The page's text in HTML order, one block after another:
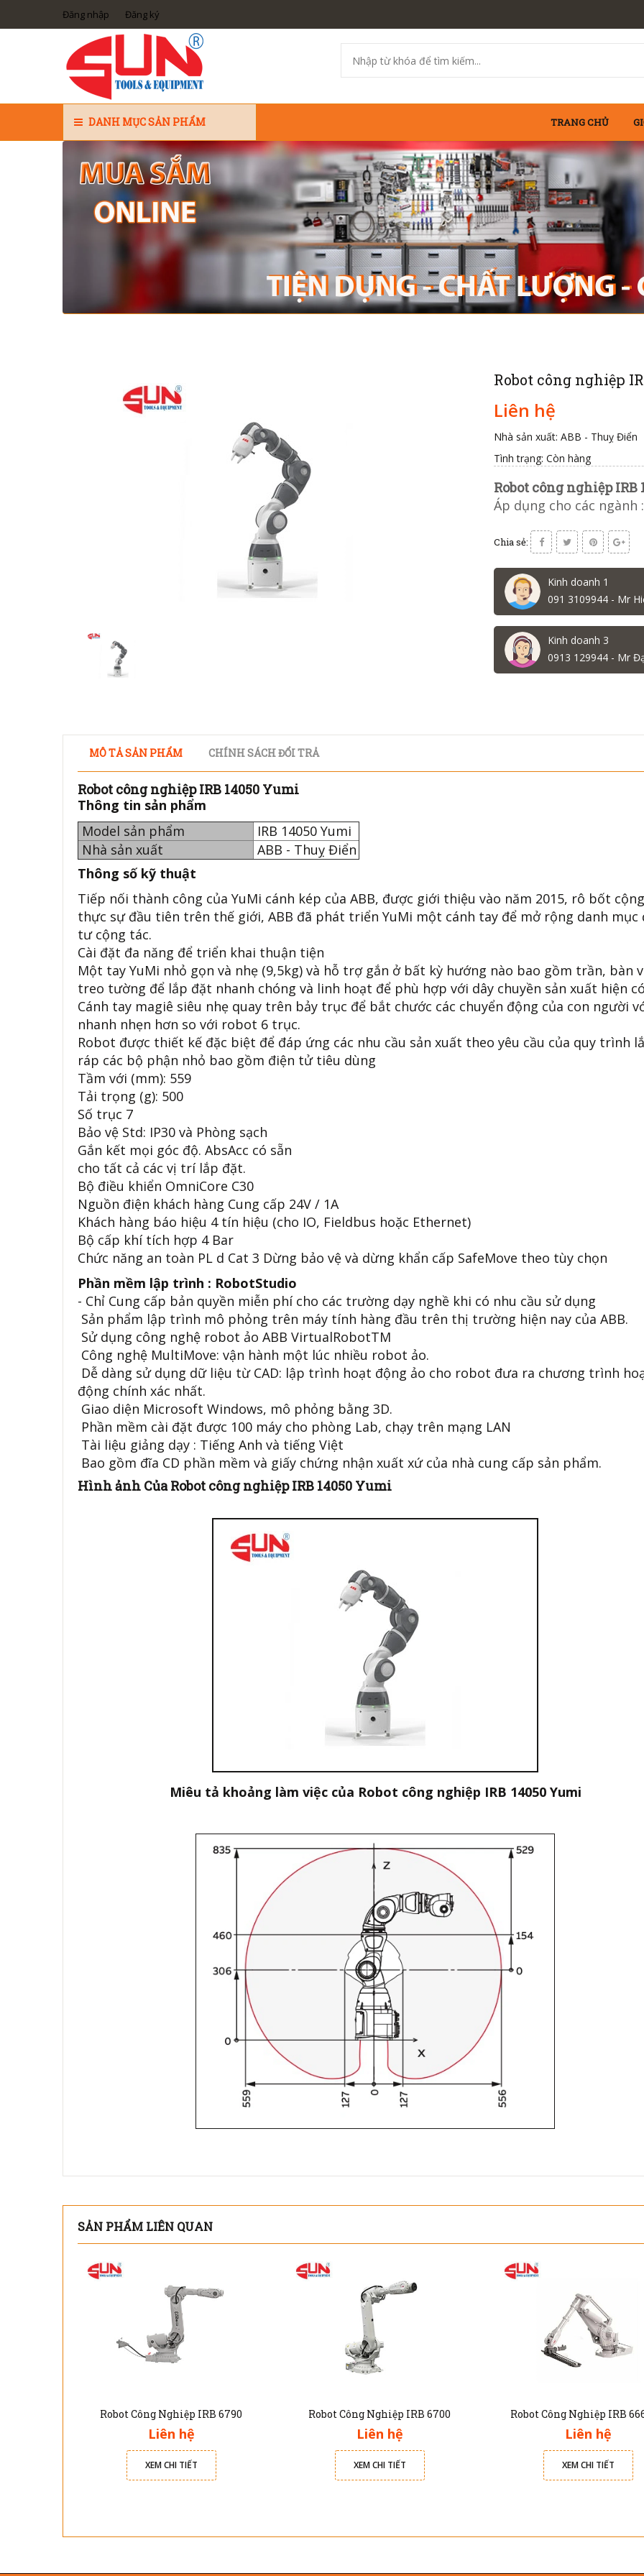
Đăng nhập Đăng ký
DANH MỤC SẢN PHẨM TRANG CHỦ
Robot công nghiệp
Liên hệ
Nhà sản xuất: ABB - Thuỵ Điển
Tình trạng: Còn hàng
Robot công nghiệp IRB
Áp dụng cho các
Chia sẻ:
Kinh doanh 1
091 3109944 - Mr
Kinh doanh 3
0913 129944 - Mr
MÔ TẢ SẢN PHẨM CHÍNH SÁCH ĐỔI TRẢ
Robot công nghiệp IRB 14050 Yumi
Thông tin sản phẩm
Model sản phẩm
IRB 14050 Yumi
Nhà sản xuất
ABB - Thuỵ Điển
Thông số kỹ thuật
Tiếp nối thành công của YuMi cánh kép của ABB, được giới thiệu vào năm 2015, rô bốt
thực sự đầu tiên trên thế giới, ABB đã phát triển YuMi một cánh tay để mở rộng danh mục
tư cộng tác.
Cài đặt đa năng để triển khai thuận tiện
Một tay YuMi nhỏ gọn và nhẹ (9,5kg) và hỗ trợ gắn ở bất kỳ hướng nào bao gồm trần, bàn
treo tường để lắp đặt nhanh chóng và linh hoạt để phù hợp với dây chuyền sản xuất hiện
Cánh tay magiê siêu nhẹ quay trên bảy trục để bắt chước các chuyển động của con người
nhanh nhẹn hơn so với robot 6 trục.
Robot được thiết kế đặc biệt để đáp ứng các nhu cầu sản xuất theo yêu cầu của quy trình
ráp các bộ phận nhỏ bao gồm điện tử tiêu dùng
Tầm với (mm): 559
Tải trọng (g): 500
Số trục 7
Bảo vệ Std: IP30 và Phòng sạch
Gắn kết mọi góc độ. AbsAcc có sẵn
cho tất cả các vị trí lắp đặt.
Bộ điều khiển OmniCore C30
Nguồn điện khách hàng Cung cấp 24V / 1A
Khách hàng báo hiệu 4 tín hiệu (cho IO, Fieldbus hoặc Ethernet)
Bộ cấp khí tích hợp 4 Bar
Chức năng an toàn PL d Cat 3 Dừng bảo vệ và dừng khẩn cấp SafeMove theo tùy chọn
Phần mềm lập trình : RobotStudio
- Chỉ Cung cấp bản quyền miễn phí cho các trường dạy nghề khi có nhu cầu sử dụng
Sản phẩm lập trình mô phỏng trên máy tính hàng đầu trên thị trường hiện nay của ABB.
Sử dụng công nghệ robot ảo ABB VirtualRobotTM
Công nghệ MultiMove: vận hành một lúc nhiều robot ảo.
Dễ dàng sử dụng dữ liệu từ CAD: lập trình hoạt động ảo cho robot đưa ra chương trình
động chính xác nhất.
Giao diện Microsoft Windows, mô phỏng bằng 3D.
Phần mềm cài đặt được 100 máy cho phòng Lab, chạy trên mạng LAN
Tài liệu giảng dạy : Tiếng Anh và tiếng Việt
Bao gồm đĩa CD phần mềm và giấy chứng nhận xuất xứ của nhà cung cấp sản phẩm.
Hình ảnh Của Robot công nghiệp IRB 14050 Yumi
Miêu tả khoảng làm việc của Robot công nghiệp IRB 14050 Yumi
SẢN PHẨM LIÊN QUAN
Robot Công Nghiệp IRB 6790
Liên hệ
XEM CHI TIẾT
Robot Công Nghiệp IRB 6700
Liên hệ
XEM CHI TIẾT
Robot Công Nghiệp IRB
Liên hệ
XEM CHI TIẾT